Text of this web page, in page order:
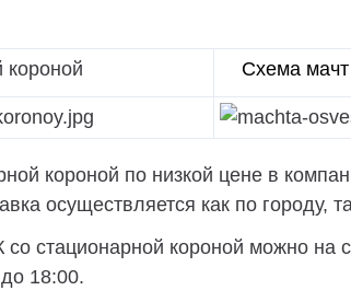
Схема
короной по низкой цене в
осуществляется как по городу,
стационарной короной можно на
18:00.